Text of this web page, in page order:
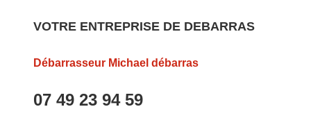
VOTRE ENTREPRISE DE DEBARRAS
Débarrasseur Michael débarras
07 49 23 94 59